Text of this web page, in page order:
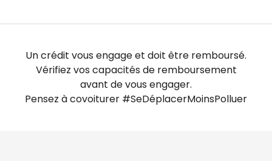
Un crédit vous engage et doit être remboursé.
Vérifiez vos capacités de remboursement
avant de vous engager.
Pensez à covoiturer #SeDéplacerMoinsPolluer